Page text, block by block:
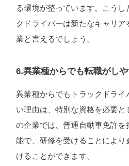
る環境が整っています。こうし
クドライバーは新たなキャリ
業と言えるでしょう。
6.異業種からでも転職がし
異業種からでもトラックドライ
い理由は、特別な資格を必要と
の企業では、普通自動車免許を
能で、研修を受けることにより
けることができます。